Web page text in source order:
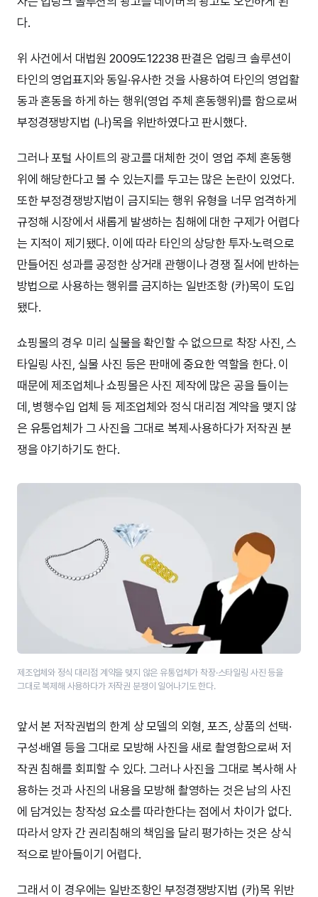
다.
위 사건에서 대법원 2009도12238 판결은 업링크 솔루션이
타인의 영업표지와 동일·유사한 것을 사용하여 타인의 영업활
동과 혼동을 하게 하는 행위(영업 주체 혼동행위)를 함으로써
부정경쟁방지법 (나)목을 위반하였다고 판시했다.
그러나 포털 사이트의 광고를 대체한 것이 영업 주체 혼동행
위에 해당한다고 볼 수 있는지를 두고는 많은 논란이 있었다.
또한 부정경쟁방지법이 금지되는 행위 유형을 너무 엄격하게
규정해 시장에서 새롭게 발생하는 침해에 대한 구제가 어렵다
는 지적이 제기됐다. 이에 따라 타인의 상당한 투자·노력으로
만들어진 성과를 공정한 상거래 관행이나 경쟁 질서에 반하는
방법으로 사용하는 행위를 금지하는 일반조항 (카)목이 도입
됐다.
쇼핑몰의 경우 미리 실물을 확인할 수 없으므로 착장 사진, 스
타일링 사진, 실물 사진 등은 판매에 중요한 역할을 한다. 이
때문에 제조업체나 쇼핑몰은 사진 제작에 많은 공을 들이는
데, 병행수입 업체 등 제조업체와 정식 대리점 계약을 맺지 않
은 유통업체가 그 사진을 그대로 복제·사용하다가 저작권 분
쟁을 야기하기도 한다.
제조업체와 정식 대리점 계약을 맺지 않은 유통업체가 착장·스타일링 사진 등을
그대로 복제해 사용하다가 저작권 분쟁이 일어나기도 한다.
앞서 본 저작권법의 한계 상 모델의 외형, 포즈, 상품의 선택·
구성·배열 등을 그대로 모방해 사진을 새로 촬영함으로써 저
작권 침해를 회피할 수 있다. 그러나 사진을 그대로 복사해 사
용하는 것과 사진의 내용을 모방해 촬영하는 것은 남의 사진
에 담겨있는 창작성 요소를 따라한다는 점에서 차이가 없다.
따라서 양자 간 권리침해의 책임을 달리 평가하는 것은 상식
적으로 받아들이기 어렵다.
그래서 이 경우에는 일반조항인 부정경쟁방지법 (카)목 위반